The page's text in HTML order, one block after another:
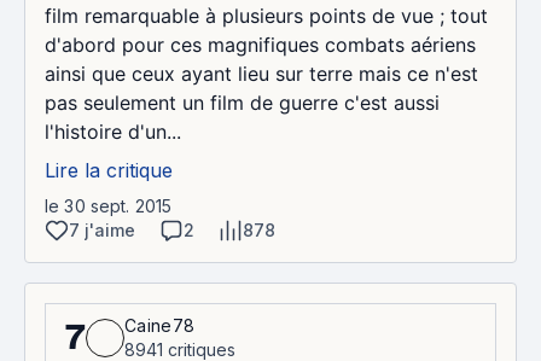
film remarquable à plusieurs points de vue ; tout
d'abord pour ces magnifiques combats aériens
ainsi que ceux ayant lieu sur terre mais ce n'est
pas seulement un film de guerre c'est aussi
l'histoire d'un...
Lire la critique
le 30 sept. 2015
7 j'aime
2 878
7
Caine78
8941 critiques